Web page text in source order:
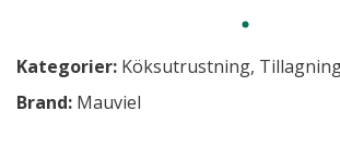
Kategorier: Köksutrustning,
Brand: Mauviel